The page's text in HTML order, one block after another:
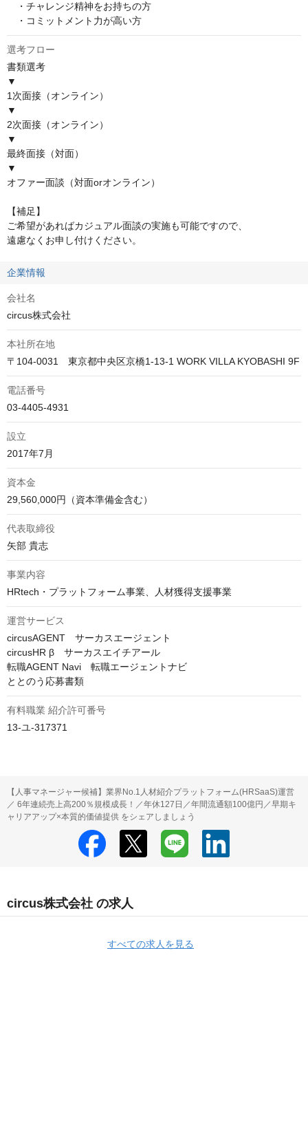
・チャレンジ精神をお持ちの方
・コミットメント力が高い方
選考フロー
書類選考
▼
1次面接（オンライン）
▼
2次面接（オンライン）
▼
最終面接（対面）
▼
オファー面談（対面orオンライン）
【補足】
ご希望があればカジュアル面談の実施も可能ですので、
遠慮なくお申し付けください。
企業情報
会社名
circus株式会社
本社所在地
〒104-0031　東京都中央区京橋1-13-1 WORK VILLA KYOBASHI 9F
電話番号
03-4405-4931
設立
2017年7月
資本金
29,560,000円（資本準備金含む）
代表取締役
矢部 貴志
事業内容
HRtech・プラットフォーム事業、人材獲得支援事業
運営サービス
circusAGENT　サーカスエージェント
circusHR β　サーカスエイチアール
転職AGENT Navi　転職エージェントナビ
ととのう応募書類
有料職業 紹介許可番号
13-ユ-317371
【人事マネージャー候補】業界No.1人材紹介プラットフォーム(HRSaaS)運営
／ 6年連続売上高200％規模成長！／年休127日／年間流通額100億円／早期キ
ャリアアップ×本質的価値提供 をシェアしましょう
circus株式会社 の求人
すべての求人を見る